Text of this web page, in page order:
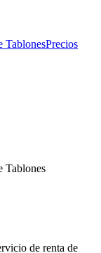
TablonesPrecios
Tablones
de renta de